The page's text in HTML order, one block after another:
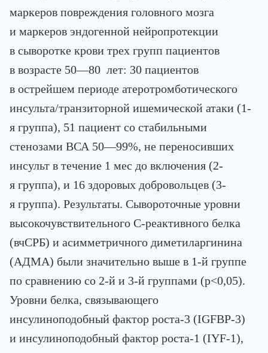
маркеров повреждения головного мозга
и маркеров эндогенной нейропротекции
в сыворотке крови трех групп пациентов
в возрасте 50—80 лет: 30 пациентов
в острейшем периоде атеротромботического
инсульта/транзиторной ишемической атаки (1-
я группа), 51 пациент со стабильными
стенозами ВСА 50—99%, не переносивших
инсульт в течение 1 мес до включения (2-
я группа), и 16 здоровых добровольцев (3-
я группа). Результаты. Сывороточные уровни
высокочувствительного С-реактивного белка
(вчСРБ) и асимметричного диметиларгинина
(АДМА) были значительно выше в 1-й группе
по сравнению со 2-й и 3-й группами (р<0,05).
Уровни белка, связывающего
инсулиноподобный фактор роста-3 (IGFBP-3)
и инсулиноподобный фактор роста-1 (IYF-1),